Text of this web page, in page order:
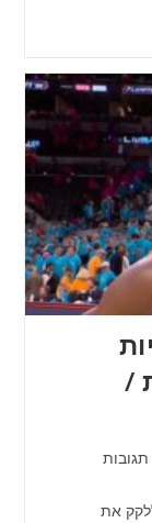
/
את